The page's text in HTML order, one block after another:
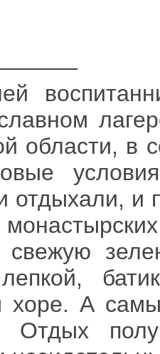
области, в
отдыхали, и
свежую
хоре. А
Отдых